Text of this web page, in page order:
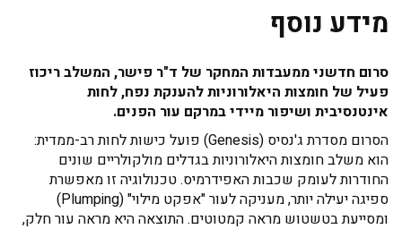
מידע נוסף
סרום חדשני ממעבדות המחקר של ד"ר פישר, המשלב ריכוז
פעיל של חומצות היאלורוניות להענקת נפח, לחות
אינטנסיבית ושיפור מיידי במרקם עור הפנים.
הסרום מסדרת ג'נסיס (Genesis) פועל כישות לחות רב-ממדית:
הוא משלב חומצות היאלורוניות בגדלים מולקולריים שונים
החודרות לעומק שכבות האפידרמיס. טכנולוגיה זו מאפשרת
ספיגה יעילה יותר, מעניקה לעור "אפקט מילוי" (Plumping)
ומסייעת בטשטוש מראה קמטוטים. התוצאה היא מראה עור חלק,